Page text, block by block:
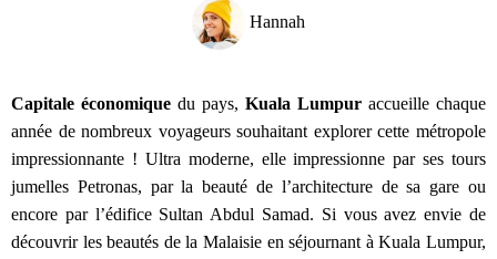
Hannah
Capitale économique du pays, Kuala Lumpur accueille chaque
année de nombreux voyageurs souhaitant explorer cette métropole
impressionnante ! Ultra moderne, elle impressionne par ses tours
jumelles Petronas, par la beauté de l’architecture de sa gare ou
encore par l’édifice Sultan Abdul Samad. Si vous avez envie de
découvrir les beautés de la Malaisie en séjournant à Kuala Lumpur,